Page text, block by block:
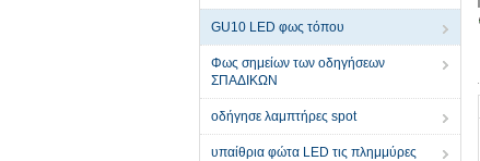
GU10 LED φως τόπου
Φως σημείων των οδηγήσεων
ΣΠΑΔΙΚΩΝ
οδήγησε λαμπτήρες spot
υπαίθρια φώτα LED τις πλημμύρες